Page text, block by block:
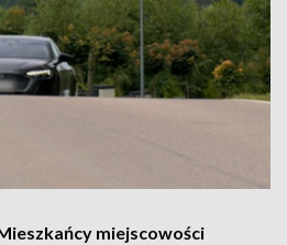
miejscowości